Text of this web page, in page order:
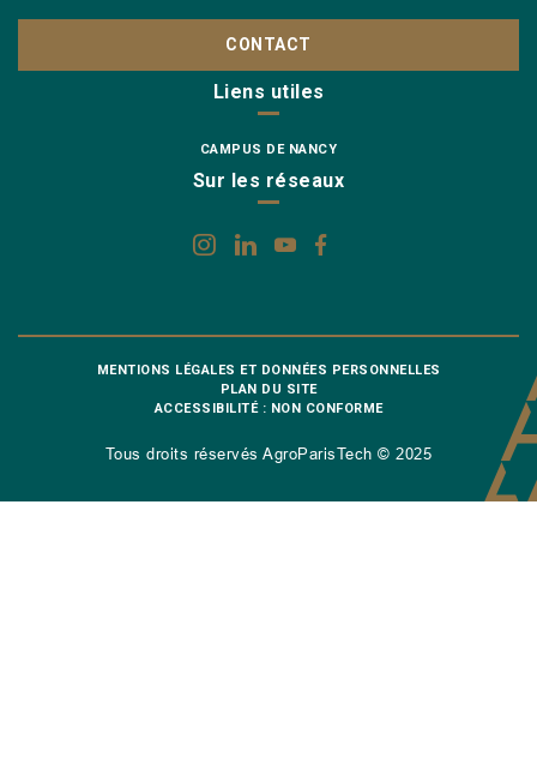
CONTACT
Liens utiles
CAMPUS DE NANCY
Sur les réseaux
MENTIONS LÉGALES ET DONNÉES PERSONNELLES
PLAN DU SITE
ACCESSIBILITÉ : NON CONFORME
Tous droits réservés AgroParisTech © 2025